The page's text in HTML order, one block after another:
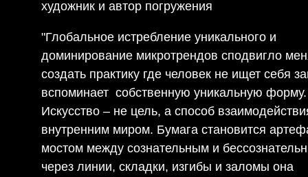
художник и автор погружения
"Глобальное истребление уникального и
доминирование микротрендов сподвигло
создать практику где человек не ищет себя
вспоминает собственную уникальную форму.
Искусство – не цель, а способ
внутренним миром. Бумага становится
мостом между сознательным и
через линии, складки, изгибы и заломы она